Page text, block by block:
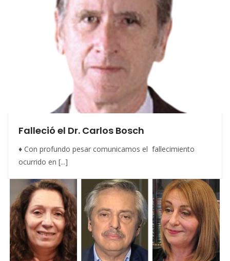
Falleció el Dr. Carlos Bosch
♦ Con profundo pesar comunicamos el fallecimiento
ocurrido en [...]